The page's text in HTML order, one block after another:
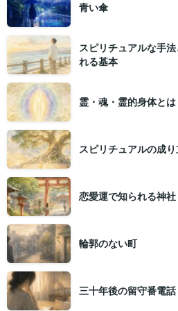
青い傘
スピリチュアルな手
れる基本
霊・魂・霊的身体とは
スピリチュアルの成
恋愛運で知られる神
輪郭のない町
三十年後の留守番電話